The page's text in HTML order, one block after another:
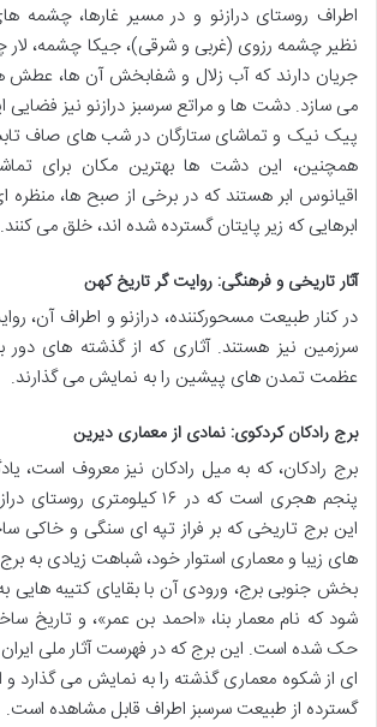
اطراف روستای درازنو و در مسیر غارها، چشمه
نظیر چشمه رزوی (غربی و شرقی)، جیکا چشمه،
جریان دارند که آب زلال و شفابخش آن ها، عطش
می سازد. دشت ها و مراتع سرسبز درازنو نیز فضایی
پیک نیک و تماشای ستارگان در شب های صاف
همچنین، این دشت ها بهترین مکان برای
اقیانوس ابر هستند که در برخی از صبح ها،
ابرهایی که زیر پایتان گسترده شده اند، خلق می کنند.
آثار تاریخی و فرهنگی: روایت گر تاریخ کهن
در کنار طبیعت مسحورکننده، درازنو و اطراف آن،
سرزمین نیز هستند. آثاری که از گذشته های دور
عظمت تمدن های پیشین را به نمایش می گذارند.
برج رادکان کردکوی: نمادی از معماری دیرین
برج رادکان، که به میل رادکان نیز معروف است،
پنجم هجری است که در ۱۶ کیلومتری
این برج تاریخی که بر فراز تپه ای سنگی و خاکی
های زیبا و معماری استوار خود، شباهت زیادی به
بخش جنوبی برج، ورودی آن با بقایای کتیبه
شود که نام معمار بنا، «احمد بن عمر»، و تاریخ
حک شده است. این برج که در فهرست آثار ملی
ای از شکوه معماری گذشته را به نمایش می گذارد و
گسترده از طبیعت سرسبز اطراف قابل مشاهده است.